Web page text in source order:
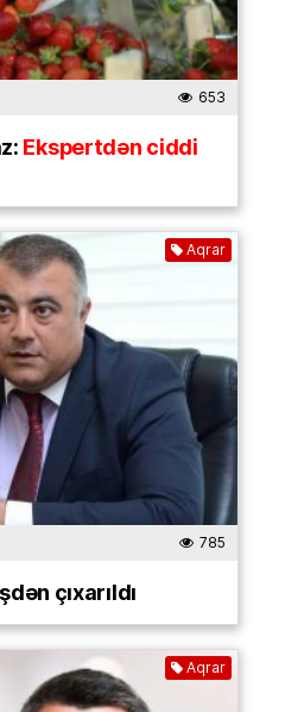
653
Ekspertdən ciddi
Aqrar
785
çıxarıldı
Aqrar